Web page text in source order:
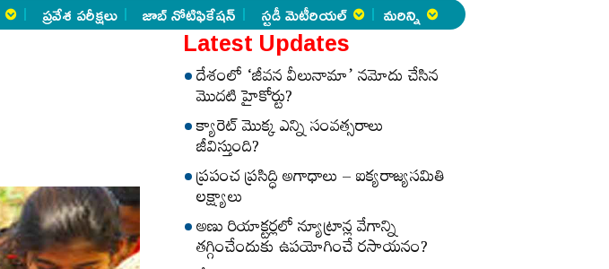
ప్రవేశ పరీక్షలు జాబ్ నోటిఫికేషన్ స్టడీ మెటీరియల్ మరిన్ని
Latest Updates
దేశంలో ‘జీవన వీలునామా’ నమోదు చేసిన
మొదటి హైకోర్టు?
క్యారెట్‌ మొక్క ఎన్ని సంవత్సరాలు
జీవిస్తుంది?
ప్రపంచ ప్రసిద్ధి అగాధాలు – ఐక్యరాజ్యసమితి
లక్ష్యాలు
అణు రియాక్టర్లలో న్యూట్రాన్ల వేగాన్ని
తగ్గించేందుకు ఉపయోగించే రసాయనం?